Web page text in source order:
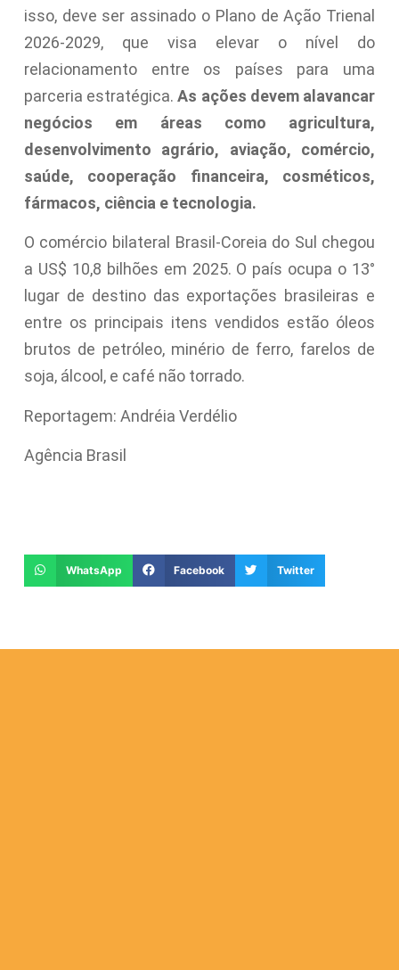
isso, deve ser assinado o Plano de Ação Trienal
2026-2029, que visa elevar o nível do
relacionamento entre os países para uma
parceria estratégica.As ações devem alavancar
negócios em áreas como agricultura,
desenvolvimento agrário, aviação, comércio,
saúde, cooperação financeira, cosméticos,
fármacos, ciência e tecnologia.
O comércio bilateral Brasil-Coreia do Sul chegou
a US$ 10,8 bilhões em 2025. O país ocupa o 13°
lugar de destino das exportações brasileiras e
entre os principais itens vendidos estão óleos
brutos de petróleo, minério de ferro, farelos de
soja, álcool, e café não torrado.
Reportagem: Andréia Verdélio
Agência Brasil
WhatsApp Facebook Twitter